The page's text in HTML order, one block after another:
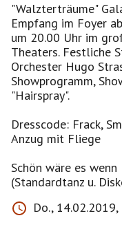
"Walzterträume"
Empfang im Foyer
um 20.00 Uhr im
Theaters. Festliche
Orchester Hugo
Showprogramm,
"Hairspray".
Dresscode: Frack,
Anzug mit Fliege
Schön wäre es
(Standardtanz u.
Do.,